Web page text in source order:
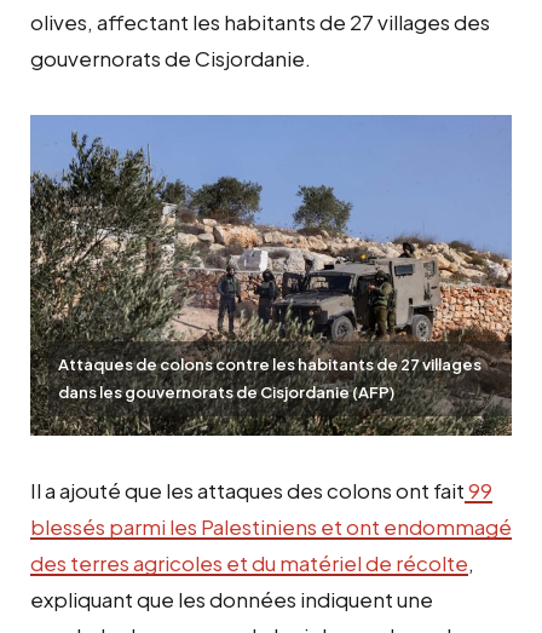
olives, affectant les habitants de 27 villages des
gouvernorats de Cisjordanie.
Attaques de colons contre les habitants de 27 villages
dans les gouvernorats de Cisjordanie (AFP)
Il a ajouté que les attaques des colons ont fait99
blessés parmi les Palestiniens et ont endommagé
des terres agricoles et du matériel de récolte,
expliquant que les données indiquent une